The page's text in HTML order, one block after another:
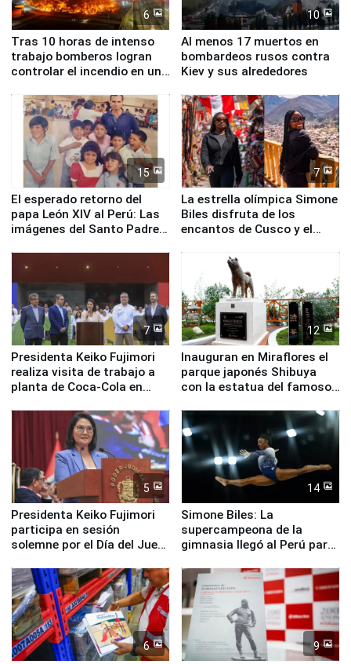
6
Tras 10 horas de intenso
trabajo bomberos logran
controlar el incendio en una
de Chile
10
Al menos 17 muertos en
bombardeos rusos contra
Kiev y sus alrededores
15
El esperado retorno del
papa León XIV al Perú: Las
imágenes del Santo Padre
7
La estrella olímpica Simone
Biles disfruta de los
encantos de Cusco y el
7
Presidenta Keiko Fujimori
realiza visita de trabajo a
planta de Coca-Cola en
12
Inauguran en Miraflores el
parque japonés Shibuya
con la estatua del famoso
5
Presidenta Keiko Fujimori
participa en sesión
solemne por el Día del Juez
14
Simone Biles: La
supercampeona de la
gimnasia llegó al Perú para
Panamericanos Lima 2027
6 9